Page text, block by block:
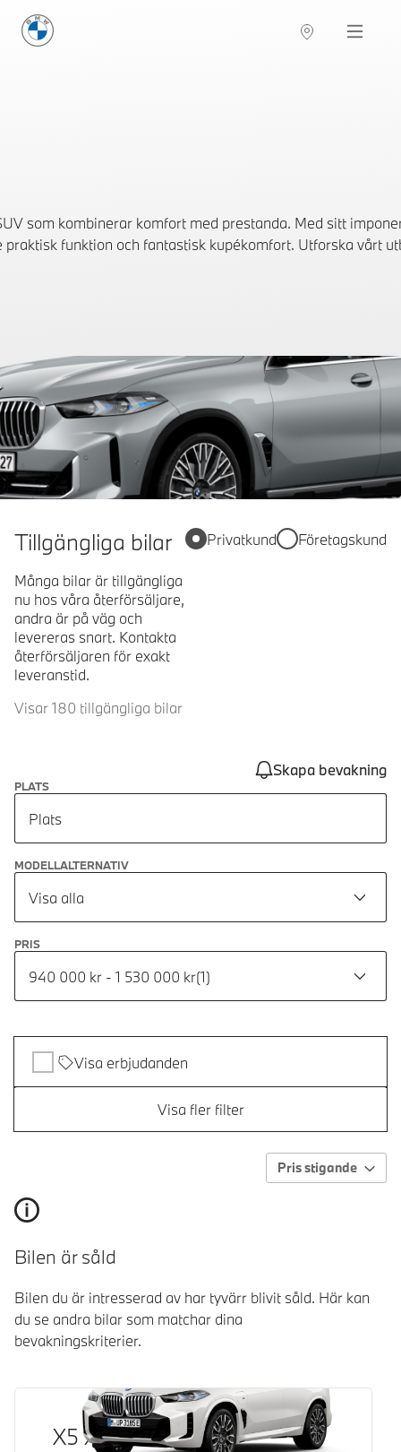
BMW Sverige Navigation
som kombinerar komfort med prestanda. Med sitt
funktion och fantastisk kupékomfort. Utforska vårt
Tillgängliga bilar
Många bilar är tillgängliga
nu hos våra återförsäljare,
andra är på väg och
levereras snart. Kontakta
återförsäljaren för exakt
leveranstid.
Visar 180 tillgängliga bilar
Privatkund Företagskund
Skapa bevakning
PLATS
Plats
MODELLALTERNATIV
Visa alla
PRIS
940 000 kr - 1 530 000 kr(1)
Visa erbjudanden
Visa fler filter
Pris stigande
Bilen är såld
Bilen du är intresserad av har tyvärr blivit såld. Här kan
du se andra bilar som matchar dina
bevakningskriterier.
X5 xDrive50e